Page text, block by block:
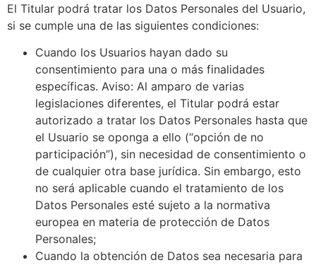
El Titular podrá tratar los Datos Personales del Usuario,
si se cumple una de las siguientes condiciones:
Cuando los Usuarios hayan dado su
consentimiento para una o más finalidades
específicas. Aviso: Al amparo de varias
legislaciones diferentes, el Titular podrá estar
autorizado a tratar los Datos Personales hasta que
el Usuario se oponga a ello (“opción de no
participación”), sin necesidad de consentimiento o
de cualquier otra base jurídica. Sin embargo, esto
no será aplicable cuando el tratamiento de los
Datos Personales esté sujeto a la normativa
europea en materia de protección de Datos
Personales;
Cuando la obtención de Datos sea necesaria para